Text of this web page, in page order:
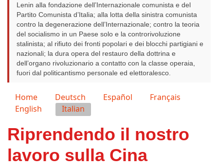
Lenin alla fondazione dell’Internazionale comunista e del
Partito Comunista d’Italia; alla lotta della sinistra comunista
contro la degenerazione dell’Internazionale; contro la teoria
del socialismo in un Paese solo e la controrivoluzione
stalinista; al rifiuto dei fronti popolari e dei blocchi partigiani e
nazionali; la dura opera del restauro della dottrina e
dell’organo rivoluzionario a contatto con la classe operaia,
fuori dal politicantismo personale ed elettoralesco.
Seleziona la tua lingua
Home Deutsch Español
Français
English
Italian
Riprendendo il nostro
lavoro sulla Cina